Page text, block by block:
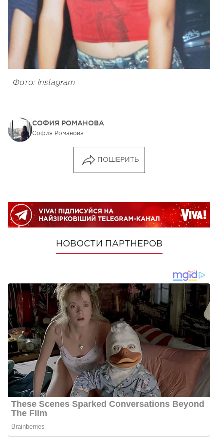
Фото: Instagram
СОФИЯ РОМАНОВА
София Романова
ПОШЕРИТЬ
НОВОСТИ ПАРТНЕРОВ